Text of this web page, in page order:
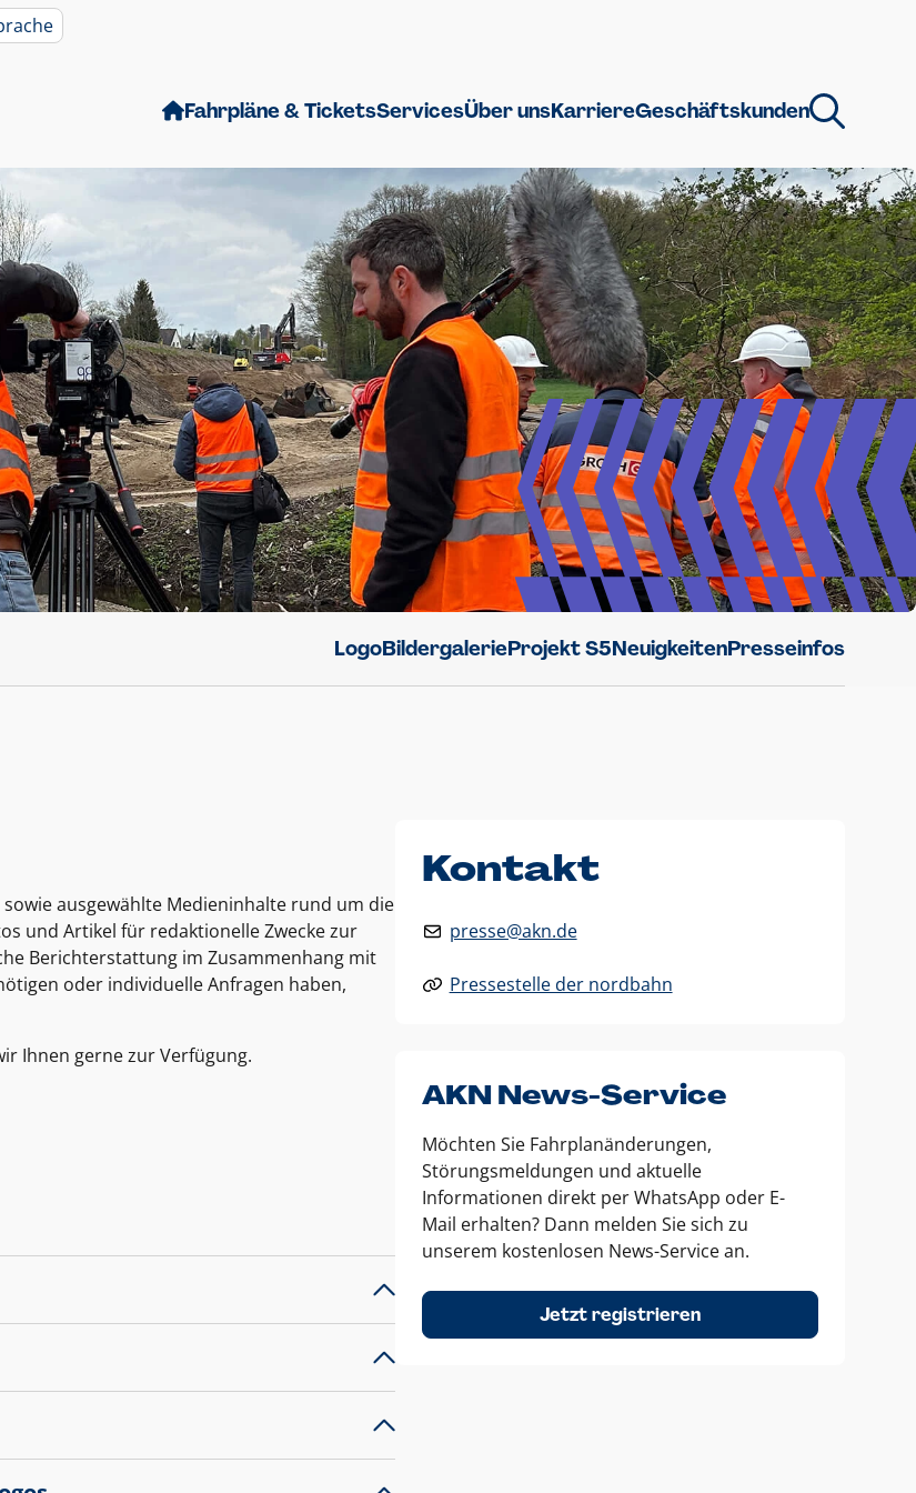
Fahrpläne & TicketsServicesÜber unsKarriereGeschäftskunden
LogoBildergalerieProjekt S5NeuigkeitenPresseinfos
ausgewählte Medieninhalte rund um die
und Artikel für redaktionelle Zwecke zur
Berichterstattung im Zusammenhang mit
oder individuelle Anfragen haben,
Ihnen gerne zur Verfügung.
Kontakt
presse@akn.de
Pressestelle der nordbahn
AKN News-Service
Möchten Sie Fahrplanänderungen,
Störungsmeldungen und aktuelle
Informationen direkt per WhatsApp oder E-
Mail erhalten? Dann melden Sie sich zu
unserem kostenlosen News-Service an.
Jetzt registrieren